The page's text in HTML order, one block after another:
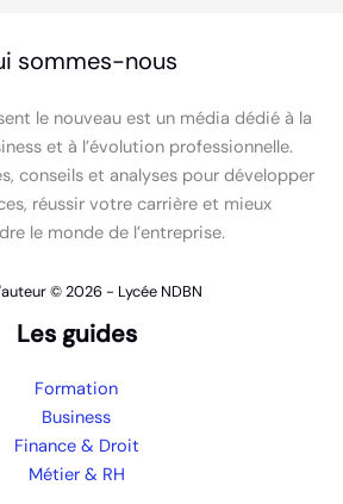
sommes-nous
le nouveau est un média dédié à la
et à l’évolution professionnelle.
conseils et analyses pour développer
réussir votre carrière et mieux
le monde de l’entreprise.
© 2026 - Lycée NDBN
Les guides
Formation
Business
Finance & Droit
Métier & RH